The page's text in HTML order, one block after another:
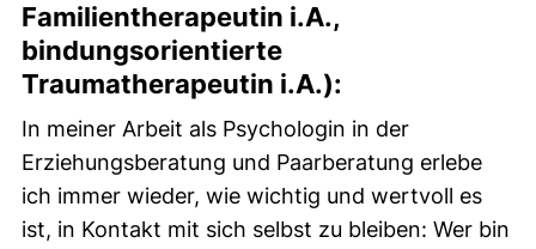
Familientherapeutin i.A.,
bindungsorientierte
Traumatherapeutin i.A.):
In meiner Arbeit als Psychologin in der
Erziehungsberatung und Paarberatung erlebe
ich immer wieder, wie wichtig und wertvoll es
ist, in Kontakt mit sich selbst zu bleiben: Wer bin